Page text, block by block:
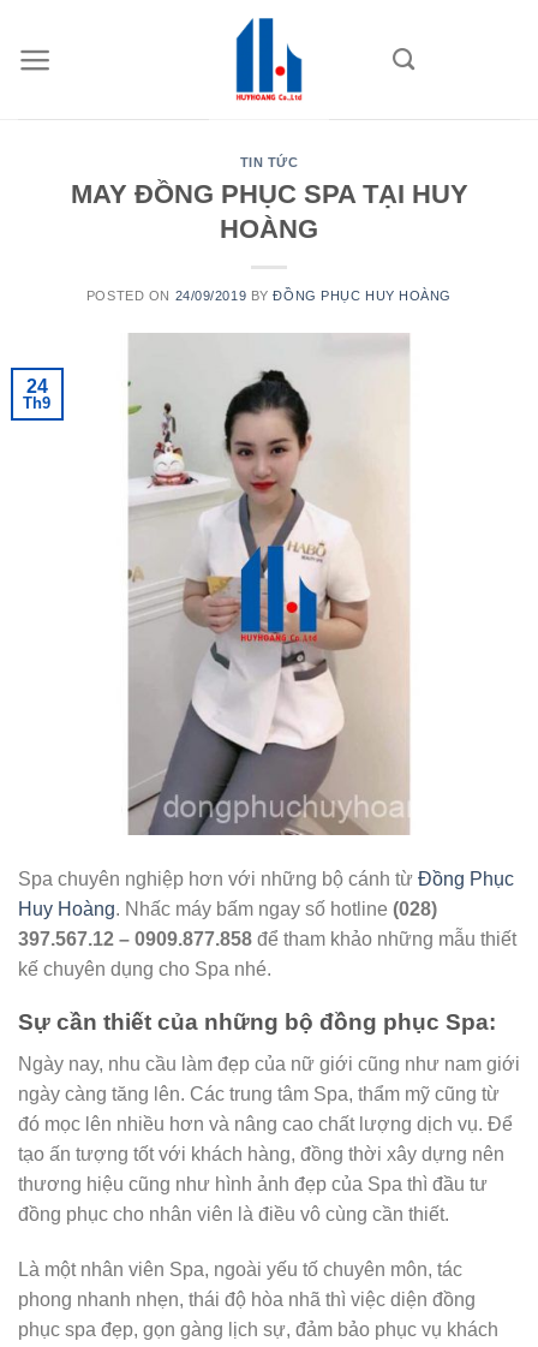
content
TIN TỨC
MAY ĐỒNG PHỤC SPA TẠI HUY
HOÀNG
POSTED ON 24/09/2019 BYĐỒNG PHỤC HUY HOÀNG
24
Th9
Spa chuyên nghiệp hơn với những bộ cánh từ Đồng Phục
Huy Hoàng. Nhấc máy bấm ngay số hotline (028)
397.567.12 – 0909.877.858 để tham khảo những mẫu thiết
kế chuyên dụng cho Spa nhé.
Sự cần thiết của những bộ đồng phục Spa:
Ngày nay, nhu cầu làm đẹp của nữ giới cũng như nam giới
ngày càng tăng lên. Các trung tâm Spa, thẩm mỹ cũng từ
đó mọc lên nhiều hơn và nâng cao chất lượng dịch vụ. Để
tạo ấn tượng tốt với khách hàng, đồng thời xây dựng nên
thương hiệu cũng như hình ảnh đẹp của Spa thì đầu tư
đồng phục cho nhân viên là điều vô cùng cần thiết.
Là một nhân viên Spa, ngoài yếu tố chuyên môn, tác
phong nhanh nhẹn, thái độ hòa nhã thì việc diện đồng
phục spa đẹp, gọn gàng lịch sự, đảm bảo phục vụ khách